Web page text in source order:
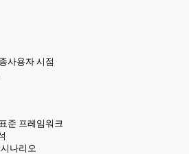
사용자 시점
준 프레임워크
나리오